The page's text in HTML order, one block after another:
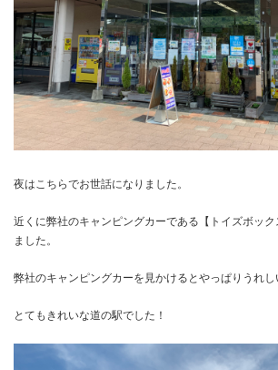
夜はこちらでお世話になりました。
近くに弊社のキャンピングカーである【トイズボッ
ました。
弊社のキャンピングカーを見かけるとやっぱりうれし
とてもきれいな道の駅でした！